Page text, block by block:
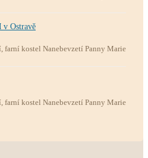
v Ostravě
farní kostel Nanebevzetí Panny Marie
farní kostel Nanebevzetí Panny Marie